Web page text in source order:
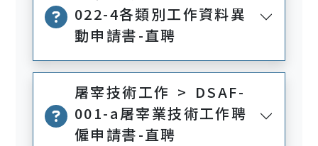
022-4各類別工作資料異
動申請書-直聘
屠宰技術工作 > DSAF-
001-a屠宰業技術工作聘
僱申請書-直聘